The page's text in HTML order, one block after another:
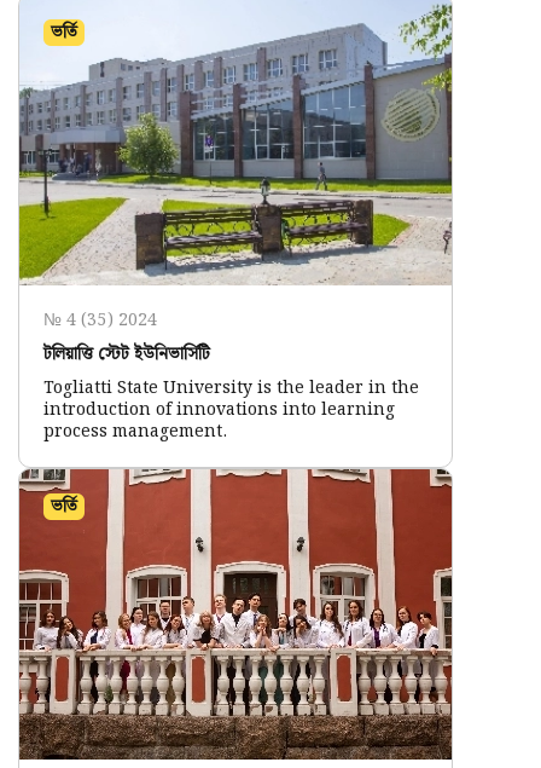
ভর্তি
№ 4 (35) 2024
টলিয়াত্তি স্টেট ইউনিভার্সিটি
Togliatti State University is the leader in the
introduction of innovations into learning
process management.
ভর্তি